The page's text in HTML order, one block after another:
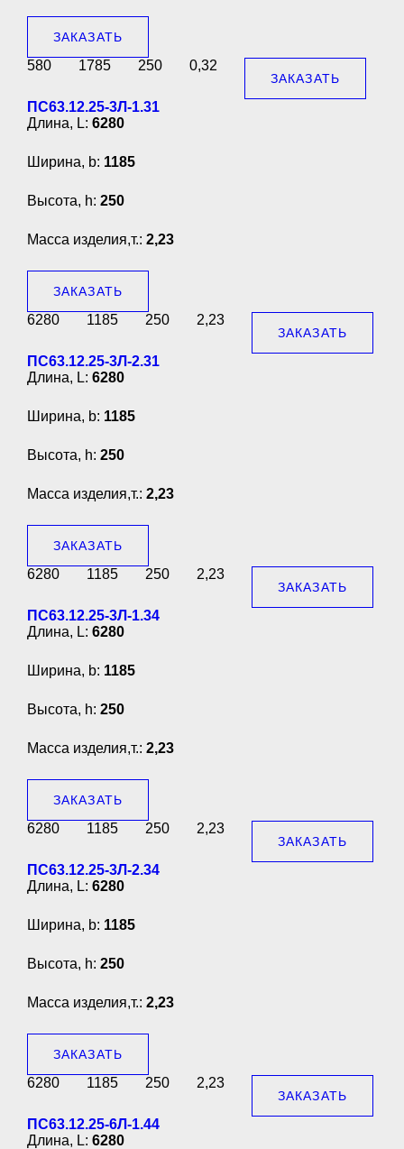
ЗАКАЗАТЬ
580 1785 250 0,32
ЗАКАЗАТЬ
ПС63.12.25-3Л-1.31
Длина, L: 6280
Ширина, b: 1185
Высота, h: 250
Масса изделия,т.: 2,23
ЗАКАЗАТЬ
6280 1185 250 2,23
ЗАКАЗАТЬ
ПС63.12.25-3Л-2.31
Длина, L: 6280
Ширина, b: 1185
Высота, h: 250
Масса изделия,т.: 2,23
ЗАКАЗАТЬ
6280 1185 250 2,23
ЗАКАЗАТЬ
ПС63.12.25-3Л-1.34
Длина, L: 6280
Ширина, b: 1185
Высота, h: 250
Масса изделия,т.: 2,23
ЗАКАЗАТЬ
6280 1185 250 2,23
ЗАКАЗАТЬ
ПС63.12.25-3Л-2.34
Длина, L: 6280
Ширина, b: 1185
Высота, h: 250
Масса изделия,т.: 2,23
ЗАКАЗАТЬ
6280 1185 250 2,23
ЗАКАЗАТЬ
ПС63.12.25-6Л-1.44
Длина, L: 6280